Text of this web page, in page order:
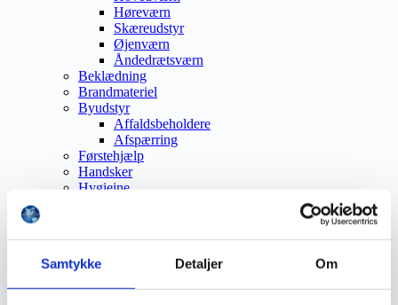
Samtykke Detaljer Om
Høreværn
Skæreudstyr
Øjenværn
Åndedrætsværn
Beklædning
Brandmateriel
Byudstyr
Affaldsbeholdere
Afspærring
Førstehjælp
Handsker
Hygiejne